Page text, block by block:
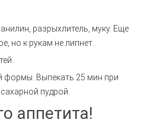
разрыхлитель, муку. Еще
но к рукам не липнет.
формы. Выпекать 25 мин при
пудрой.
аппетита!